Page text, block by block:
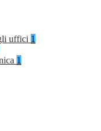
uffici 1
1